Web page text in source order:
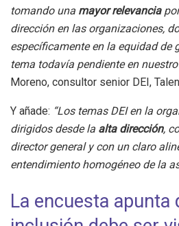
tomando una mayor relevancia
dirección en las organizaciones,
específicamente en la equidad de
tema todavía pendiente en nuestro
Moreno, consultor senior DEI,
Y añade: “Los temas DEI en la
dirigidos desde la alta dirección,
director general y con un claro
entendimiento homogéneo de la
La encuesta apunta